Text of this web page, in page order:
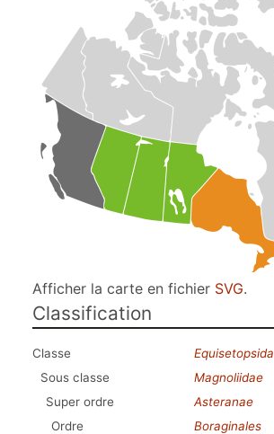
Afficher la carte en fichier SVG.
Classification
Classe
Equisetopsida
Sous classe
Magnoliidae
Super ordre
Asteranae
Ordre
Boraginales